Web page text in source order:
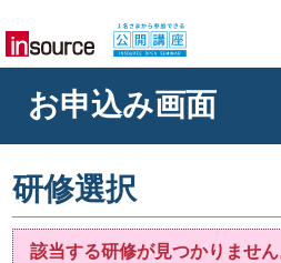
お申込み画面
研修選択
該当する研修が見つかりませ